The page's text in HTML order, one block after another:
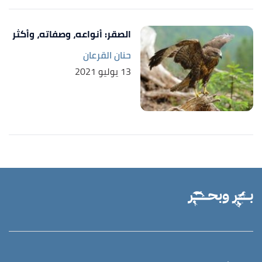
↑
"Peregrine Falcon"
,audubon, Retrieved 2/3/2021.
Edited.
الصقر: أنواعه، وصفاته، وأكثر
حنان القرعان
13 يوليو 2021